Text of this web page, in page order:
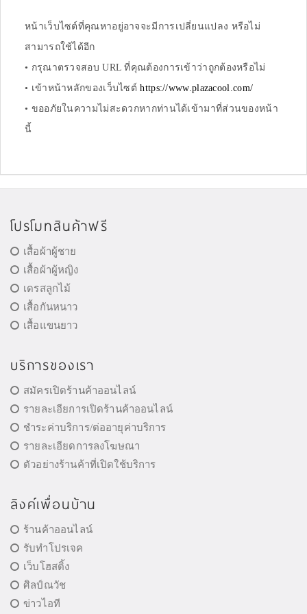
หน้าเว็บไซต์ที่คุณหาอยู่อาจจะมีการเปลี่ยนแปลง หรือไม่
สามารถใช้ได้อีก
• กรุณาตรวจสอบ URL ที่คุณต้องการเข้าว่าถูกต้องหรือไม่
• เข้าหน้าหลักของเว็บไซต์https://www.plazacool.com/
• ขออภัยในความไม่สะดวกหากท่านได้เข้ามาที่ส่วนของหน้า
นี้
โปรโมทสินค้าฟรี
เสื้อผ้าผู้ชาย
เสื้อผ้าผู้หญิง
เดรสลูกไม้
เสื้อกันหนาว
เสื้อแขนยาว
บริการของเรา
สมัครเปิดร้านค้าออนไลน์
รายละเอียการเปิดร้านค้าออนไลน์
ชำระค่าบริการ/ต่ออายุค่าบริการ
รายละเอียดการลงโฆษณา
ตัวอย่างร้านค้าที่เปิดใช้บริการ
ลิงค์เพื่อนบ้าน
ร้านค้าออนไลน์
รับทำโปรเจค
เว็บโฮสติ้ง
ศิลป์ณวัช
ข่าวไอที